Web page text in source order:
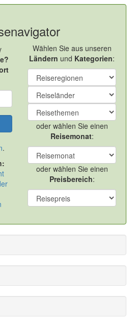
.
Wählen Sie aus unseren
Ländern und Kategorien:
oder wählen Sie einen
Reisemonat:
oder wählen Sie einen
Preisbereich: